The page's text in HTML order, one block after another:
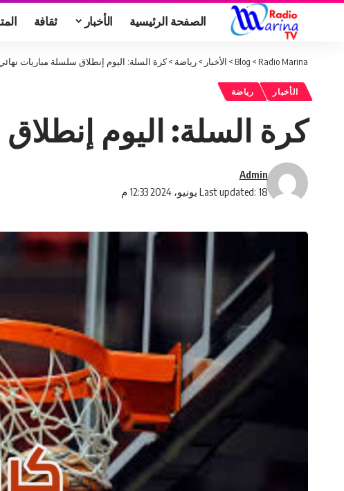
الصفحة الرئيسية الأخبار ثقافة
Radio Marina
>
Blog
> الأخبار >رياضة >كرة السلة: اليوم إنطلاق سلسلة مباريات
الأخبار رياضة
كرة السلة: اليوم
Last updated: 18 يونيو، 2024 12:33 م
Admin